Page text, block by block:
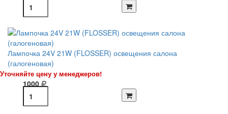
Лампочка 24V 21W (FLOSSER) освещения салона
(галогеновая)
Уточняйте цену у менеджеров!
1000